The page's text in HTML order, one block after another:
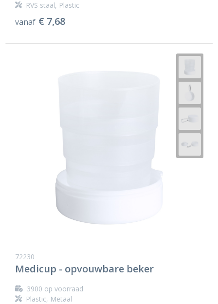
RVS staal, Plastic
vanaf € 7,68
72230
Medicup - opvouwbare beker
3900 op voorraad
Plastic, Metaal